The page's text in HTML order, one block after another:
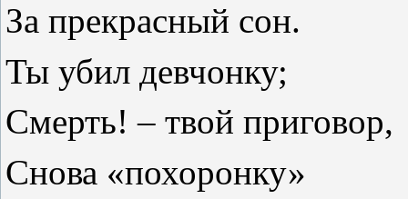
За прекрасный сон.
Ты убил девчонку;
Смерть! – твой приговор,
Снова «похоронку»